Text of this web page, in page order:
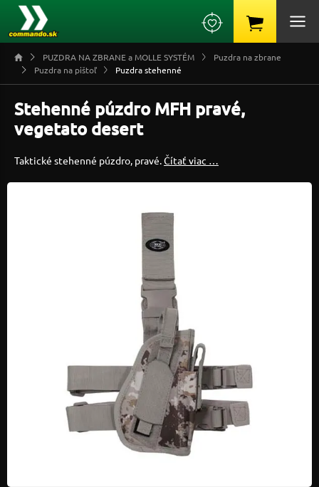
PUZDRA NA ZBRANE a MOLLE SYSTÉM
Puzdra na zbrane
Puzdra na pištoľ
Puzdra stehenné
Stehenné púzdro MFH pravé,
vegetato desert
Taktické stehenné púzdro, pravé.Čítať viac …